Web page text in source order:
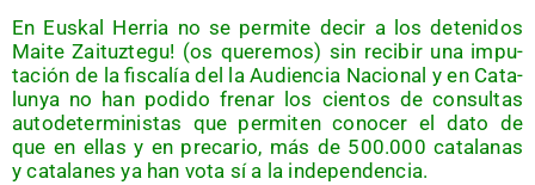
En Eus­kal Herria no se per­mi­te decir a los dete­ni­dos
Mai­te Zai­tuz­te­gu! (os que­re­mos) sin reci­bir una impu­
tación de la fis­ca­lía del la Audien­cia Nacio­nal y en Cata­
lun­ya no han podi­do fre­nar los cien­tos de con­sul­tas
auto­de­ter­mi­nis­tas que per­mi­ten cono­cer el dato de
que en ellas y en pre­ca­rio, más de 500.000 cata­la­nas
y cata­la­nes ya han vota sí a la independencia.